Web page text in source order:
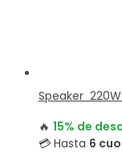
Speaker 220W
🔥 15% de
💳 Hasta 6